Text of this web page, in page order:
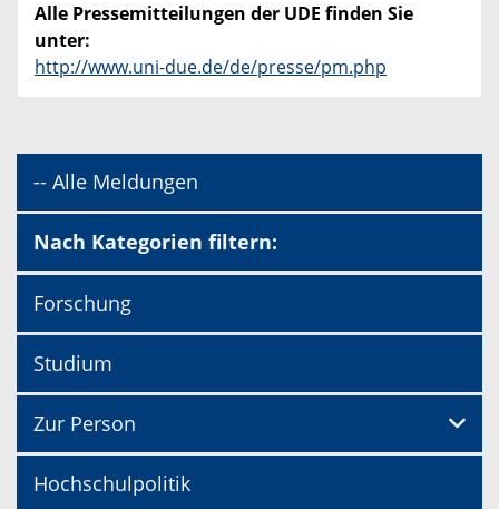
Alle Pressemitteilungen der UDE finden Sie
unter:
http://www.uni-due.de/de/presse/pm.php
-- Alle Meldungen
Nach Kategorien filtern:
Forschung
Studium
Zur Person
Hochschulpolitik